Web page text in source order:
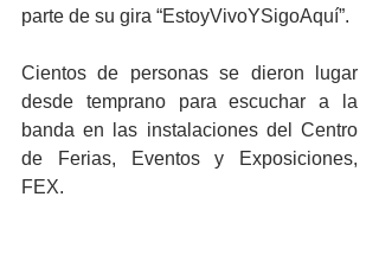
parte de su gira “EstoyVivoYSigoAquí”.
Cientos de personas se dieron lugar
desde temprano para escuchar a la
banda en las instalaciones del Centro
de Ferias, Eventos y Exposiciones,
FEX.